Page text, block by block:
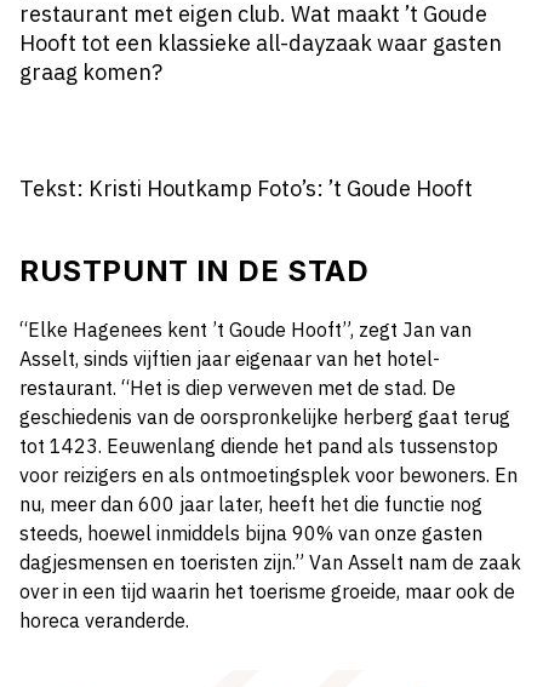
restaurant met eigen club. Wat maakt ’t Goude
Hooft tot een klassieke all-dayzaak waar gasten
graag komen?
Tekst: Kristi Houtkamp Foto’s: ’t Goude Hooft
RUSTPUNT IN DE STAD
“Elke Hagenees kent ’t Goude Hooft”, zegt Jan van
Asselt, sinds vijftien jaar eigenaar van het hotel-
restaurant. “Het is diep verweven met de stad. De
geschiedenis van de oorspronkelijke herberg gaat terug
tot 1423. Eeuwenlang diende het pand als tussenstop
voor reizigers en als ontmoetingsplek voor bewoners. En
nu, meer dan 600 jaar later, heeft het die functie nog
steeds, hoewel inmiddels bijna 90% van onze gasten
dagjesmensen en toeristen zijn.” Van Asselt nam de zaak
over in een tijd waarin het toerisme groeide, maar ook de
horeca veranderde.